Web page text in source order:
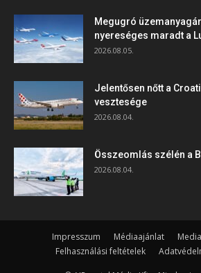
Megugró
nyereséges maradt a
2026.08.05.
Jelentősen nőtt a
vesztesége
2026.08.04.
Összeomlás szélén a
2026.08.04.
Impresszum Médiaajánlat
Felhasználási feltételek